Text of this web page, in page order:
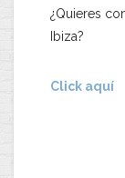
¿Quieres
Ibiza?
Click aquí